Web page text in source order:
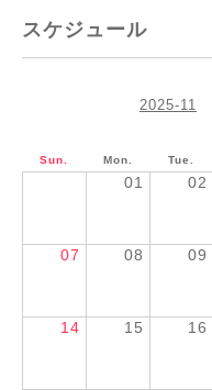
スケジュール
2025-11
Sun. Mon. Tue.
01 02
07 08 09
14 15 16